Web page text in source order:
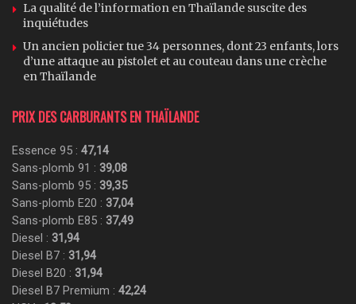
La qualité de l’information en Thaïlande suscite des
inquiétudes
Un ancien policier tue 34 personnes, dont 23 enfants, lors
d’une attaque au pistolet et au couteau dans une crèche
en Thaïlande
PRIX DES CARBURANTS EN THAÏLANDE
Essence 95 : 47,14
Sans-plomb 91 : 39,08
Sans-plomb 95 : 39,35
Sans-plomb E20 : 37,04
Sans-plomb E85 : 37,49
Diesel : 31,94
Diesel B7 : 31,94
Diesel B20 : 31,94
Diesel B7 Premium : 42,24